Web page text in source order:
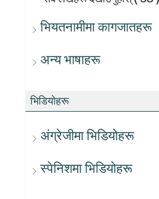
भियतनामीमा कागजातहरू
अन्य भाषाहरू
भिडियोहरू
अंग्रेजीमा भिडियोहरू
स्पेनिशमा भिडियोहरू